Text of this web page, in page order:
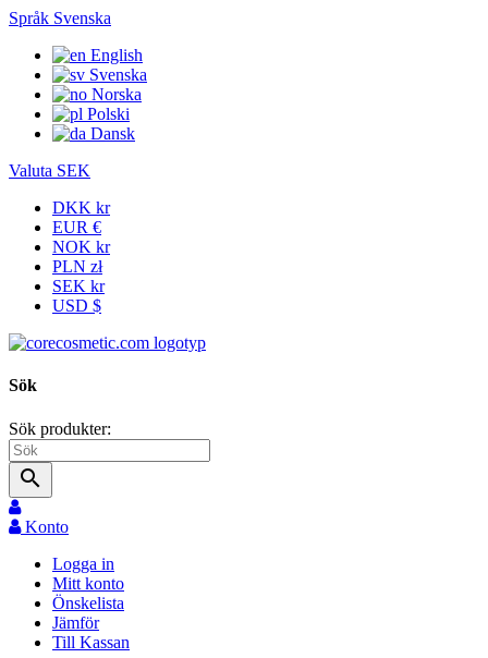
Språk Svenska
English
Svenska
Norska
Polski
Dansk
Valuta SEK
DKK kr
EUR €
NOK kr
PLN zł
SEK kr
USD $
Sök
Sök produkter:
search
Konto
Logga in
Mitt konto
Önskelista
Jämför
Till Kassan